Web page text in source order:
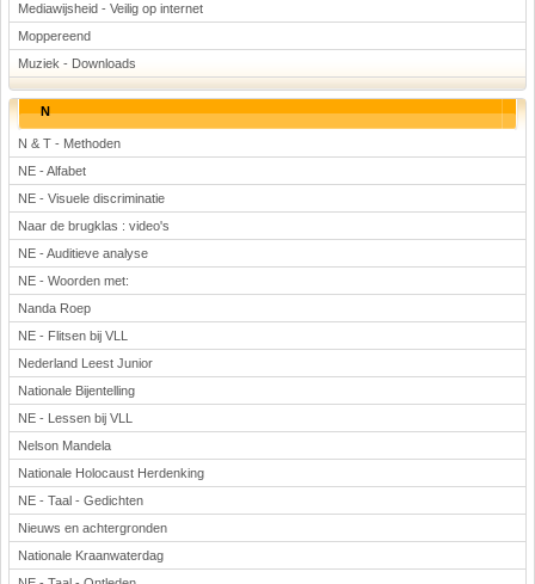
Mediawijsheid - Veilig op internet
Moppereend
Muziek - Downloads
N
N & T - Methoden
NE - Alfabet
NE - Visuele discriminatie
Naar de brugklas : video's
NE - Auditieve analyse
NE - Woorden met:
Nanda Roep
NE - Flitsen bij VLL
Nederland Leest Junior
Nationale Bijentelling
NE - Lessen bij VLL
Nelson Mandela
Nationale Holocaust Herdenking
NE - Taal - Gedichten
Nieuws en achtergronden
Nationale Kraanwaterdag